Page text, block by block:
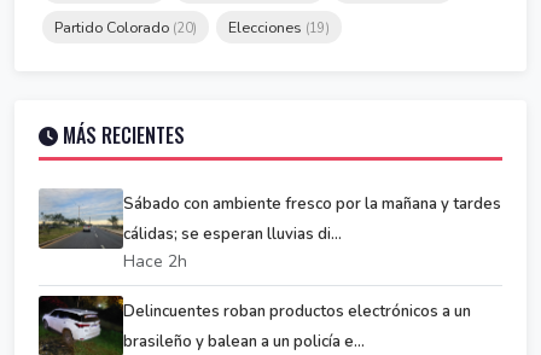
Partido Colorado (20) Elecciones (19)
MÁS RECIENTES
Sábado con ambiente fresco por la mañana y tardes
cálidas; se esperan lluvias di...
Hace 2h
Delincuentes roban productos electrónicos a un
brasileño y balean a un policía e...